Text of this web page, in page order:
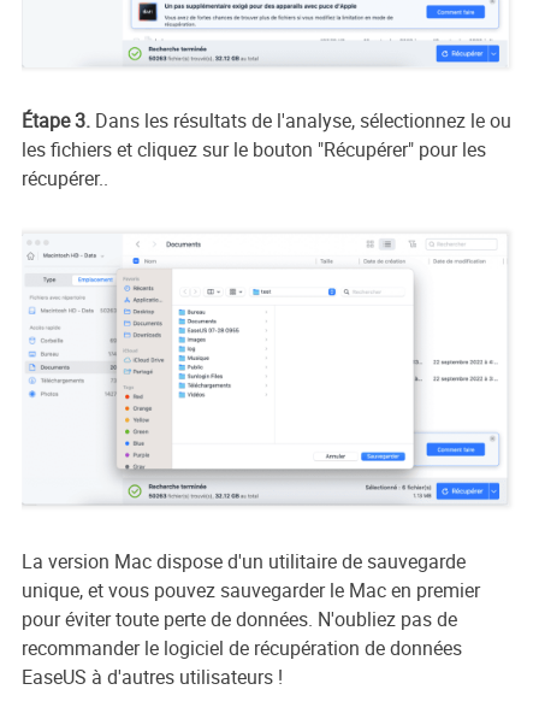
Étape 3. Dans les résultats de l'analyse, sélectionnez le ou
les fichiers et cliquez sur le bouton "Récupérer" pour les
récupérer..
La version Mac dispose d'un utilitaire de sauvegarde
unique, et vous pouvez sauvegarder le Mac en premier
pour éviter toute perte de données. N'oubliez pas de
recommander le logiciel de récupération de données
EaseUS à d'autres utilisateurs !